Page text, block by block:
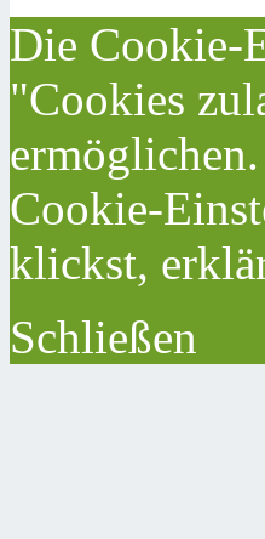
Die Cookie-
"Cookies
Cookie-
klickst,
Schließen